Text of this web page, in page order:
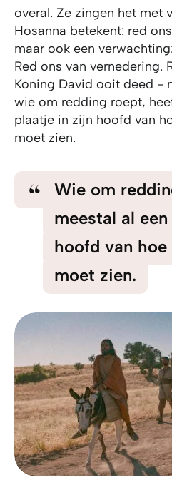
overal. Ze zingen het met
Hosanna betekent: red
maar ook een
Red ons van vernedering.
Koning David ooit deed -
wie om redding roept,
plaatje in zijn hoofd van
moet zien.
Wie om
meestal al
hoofd van
moet zien.